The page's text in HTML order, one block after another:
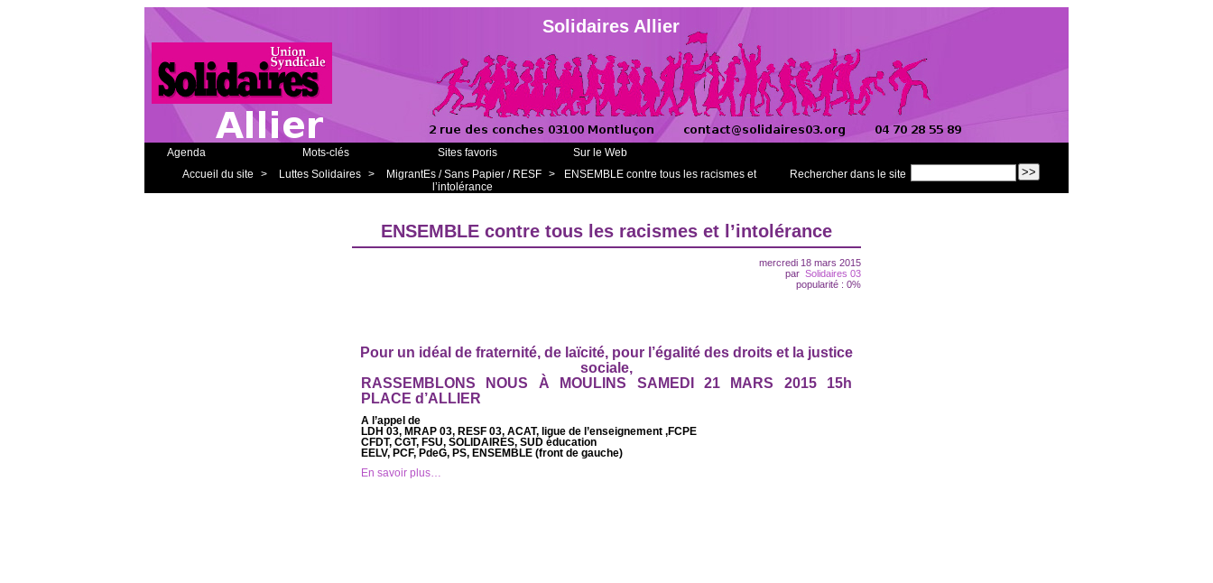
Solidaires Allier
Agenda Mots-clés Sites favoris
Sur le Web
Rechercher dans le site
Accueil du site > Luttes Solidaires > MigrantEs / Sans Papier / RESF >
ENSEMBLE contre tous les racismes et
l’intolérance
ENSEMBLE contre tous les racismes et l’intolérance
mercredi 18 mars 2015
par Solidaires 03
popularité : 0%
Pour un idéal de fraternité, de laïcité, pour l’égalité des droits et la justice
sociale,
RASSEMBLONS NOUS À MOULINS SAMEDI 21 MARS 2015 15h
PLACE d’ALLIER
A l’appel de
LDH 03, MRAP 03, RESF 03, ACAT, ligue de l’enseignement ,FCPE
CFDT, CGT, FSU, SOLIDAIRES, SUD éducation
EELV, PCF, PdeG, PS, ENSEMBLE (front de gauche)
En savoir plus…